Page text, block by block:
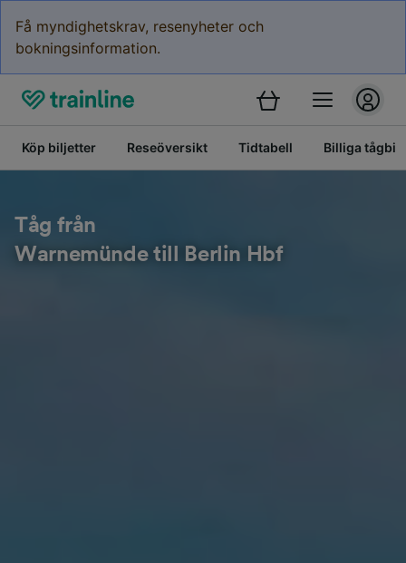
Få myndighetskrav, resenyheter och
bokningsinformation.
Köp biljetter Reseöversikt Tidtabell Billiga
Tåg från
Warnemünde till Berlin Hbf